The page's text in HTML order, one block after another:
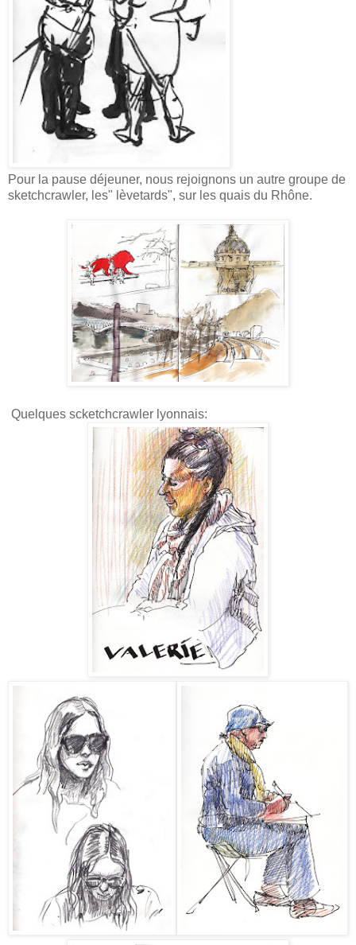
Pour la pause déjeuner, nous rejoignons un autre groupe de
sketchcrawler, les" lèvetards", sur les quais du Rhône.
Quelques scketchcrawler lyonnais: